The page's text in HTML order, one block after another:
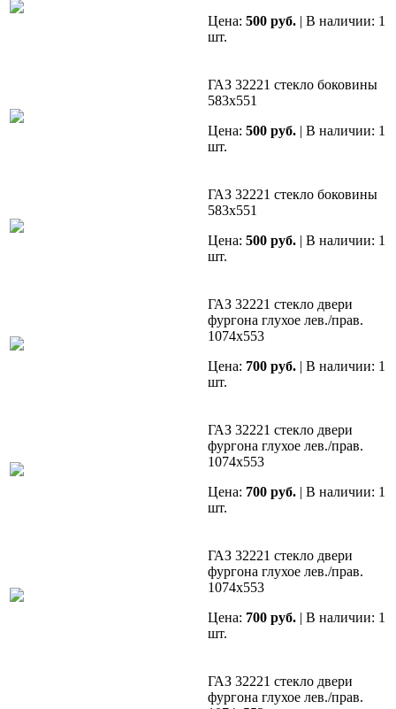
Цена: 500 руб. | В наличии: 1
шт.
ГАЗ 32221 стекло боковины
583х551
Цена: 500 руб. | В наличии: 1
шт.
ГАЗ 32221 стекло боковины
583х551
Цена: 500 руб. | В наличии: 1
шт.
ГАЗ 32221 стекло двери
фургона глухое лев./прав.
1074х553
Цена: 700 руб. | В наличии: 1
шт.
ГАЗ 32221 стекло двери
фургона глухое лев./прав.
1074х553
Цена: 700 руб. | В наличии: 1
шт.
ГАЗ 32221 стекло двери
фургона глухое лев./прав.
1074х553
Цена: 700 руб. | В наличии: 1
шт.
ГАЗ 32221 стекло двери
фургона глухое лев./прав.